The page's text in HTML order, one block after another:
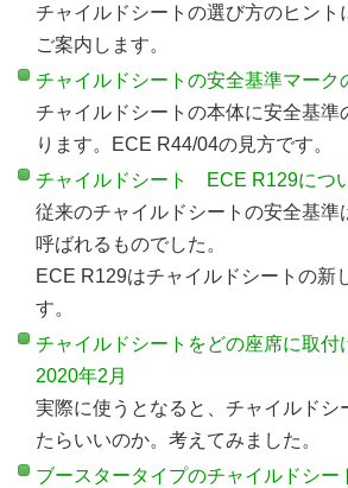
チャイルドシートの選び方のヒント
ご案内します。
チャイルドシートの安全基準マーク
チャイルドシートの本体に安全基準
ります。ECE R44/04の見方です。
チャイルドシート ECE R129につ
従来のチャイルドシートの安全基準
呼ばれるものでした。
ECE R129はチャイルドシートの新
す。
チャイルドシートをどの座席に取
2020年2月
実際に使うとなると、チャイルドシ
たらいいのか。考えてみました。
ブースタータイプのチャイルドシー